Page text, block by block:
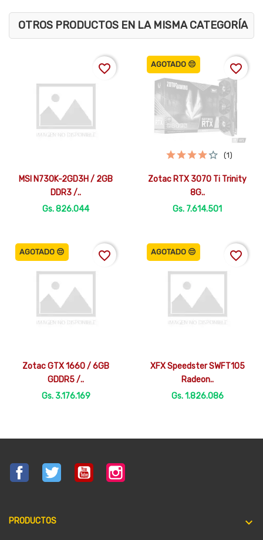
OTROS PRODUCTOS EN LA MISMA CATEGORÍA
Vista rápida
MSI N730K-2GD3H / 2GB
DDR3 /..
Gs. 826.044
favorite_border
Vista rápida
Zotac RTX 3070 Ti Trinity
8G..
Gs. 7.614.501
(1)
AGOTADO 😔 favorite_border
Vista rápida
Zotac GTX 1660 / 6GB
GDDR5 /..
Gs. 3.176.169
AGOTADO 😔 favorite_border
Vista rápida
XFX Speedster SWFT105
Radeon..
Gs. 1.826.086
AGOTADO 😔 favorite_border
FacebookTwitter YouTube
PRODUCTOS 